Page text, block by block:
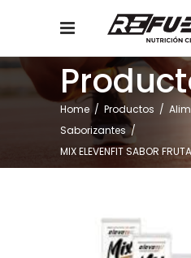
Home / Productos /
Saborizantes/
MIX ELEVENFIT SABOR